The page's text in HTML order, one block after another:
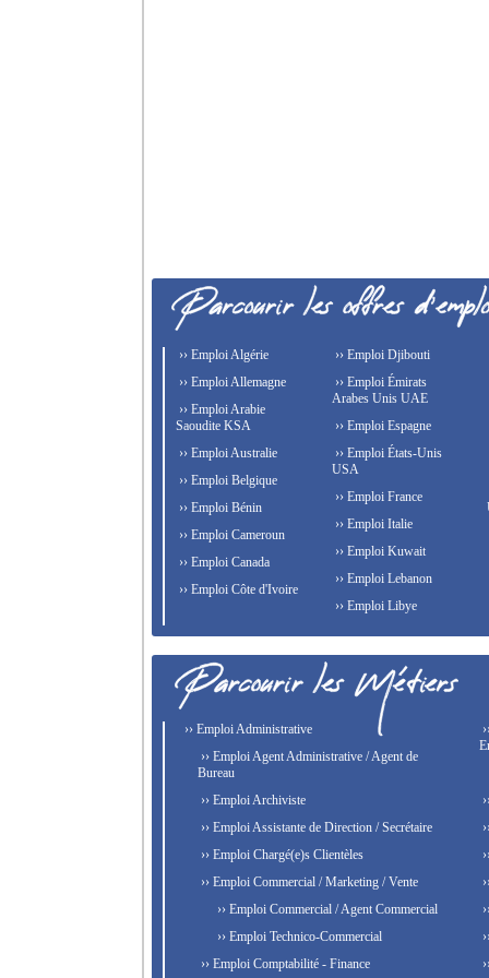
›› Emploi Algérie
›› Emploi Allemagne
›› Emploi Arabie
Saoudite KSA
›› Emploi Australie
›› Emploi Belgique
›› Emploi Bénin
›› Emploi Cameroun
›› Emploi Canada
›› Emploi Côte d'Ivoire
›› Emploi Djibouti
›› Emploi Émirats
Arabes Unis UAE
›› Emploi Espagne
›› Emploi États-Unis
USA
›› Emploi France
›› Emploi Italie
›› Emploi Kuwait
›› Emploi Lebanon
›› Emploi Libye
›› Emploi Administrative
›› Emploi Agent Administrative / Agent de
Bureau
›› Emploi Archiviste
›› Emploi Assistante de Direction / Secrétaire
›› Emploi Chargé(e)s Clientèles
›› Emploi Commercial / Marketing / Vente
›› Emploi Commercial / Agent Commercial
›› Emploi Technico-Commercial
›› Emploi Comptabilité - Finance